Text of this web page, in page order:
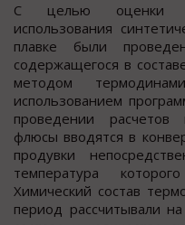
С целью оценки
использования
плавке были
содержащегося в
методом
использованием
проведении расчетов
флюсы вводятся в
продувки
температура
Химический состав
период рассчитывали